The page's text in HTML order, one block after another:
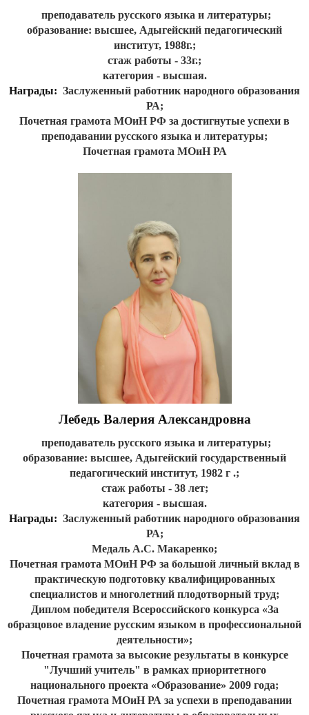
преподаватель русского языка и литературы;
образование: высшее, Адыгейский педагогический
институт, 1988г.;
стаж работы - 33г.;
категория - высшая.
Награды: Заслуженный работник народного образования
РА;
Почетная грамота МОиН РФ за достигнутые успехи в
преподавании русского языка и литературы;
Почетная грамота МОиН РА
Лебедь Валерия Александровна
преподаватель русского языка и литературы;
образование: высшее, Адыгейский государственный
педагогический институт, 1982 г .;
стаж работы - 38 лет;
категория - высшая.
Награды: Заслуженный работник народного образования
РА;
Медаль А.С. Макаренко;
Почетная грамота МОиН РФ за большой личный вклад в
практическую подготовку квалифицированных
специалистов и многолетний плодотворный труд;
Диплом победителя Всероссийского конкурса «За
образцовое владение русским языком в профессиональной
деятельности»;
Почетная грамота за высокие результаты в конкурсе
"Лучший учитель" в рамках приоритетного
национального проекта «Образование» 2009 года;
Почетная грамота МОиН РА за успехи в преподавании